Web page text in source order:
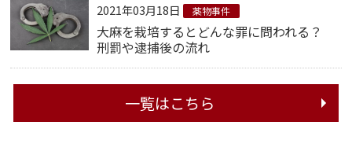
2021年03月18日 薬物事件
大麻を栽培するとどんな罪に問われる？
刑罰や逮捕後の流れ
一覧はこちら